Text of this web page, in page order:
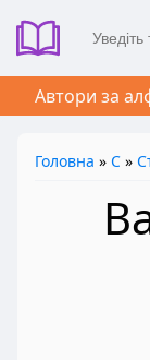
Автори за
Головна » С »